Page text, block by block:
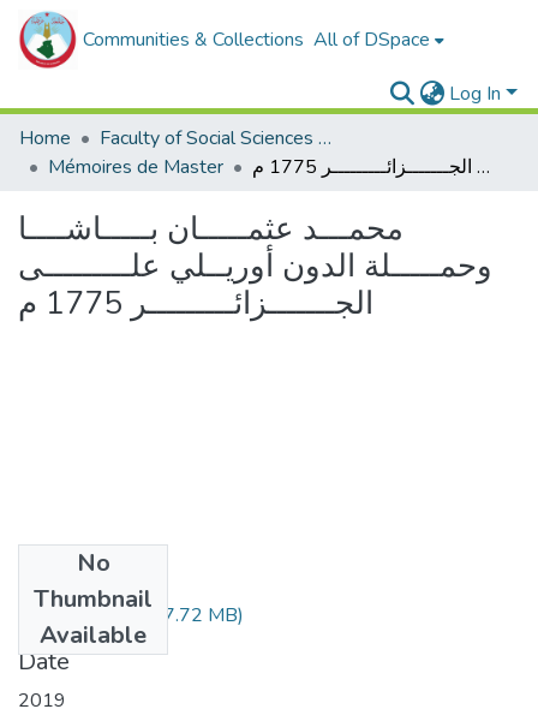
Communities & Collections All of DSpace
Log In
Home
Faculty of Social Sciences and Humanities
Mémoires de Master
محمـــد عثمـــــان بـــــاشــــا وحمـــــلة الدون أوريــلي علـــــــــى الجـــــــزائـــــــــر 1775 م
محمـــد عثمـــــان بـــــاشــــا
وحمـــــلة الدون أوريــلي علـــــــــى
الجـــــــزائـــــــــر 1775 م
No
Thumbnail
Available
908.04.580.pdf (7.72 MB)
Date
2019